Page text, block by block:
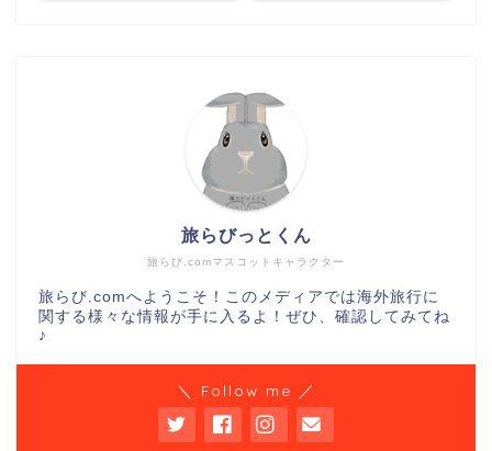
旅らび.comマスコットキャラクター
旅らびっとくん
旅らび.comへようこそ！このメディアでは海外旅行に
関する様々な情報が手に入るよ！ぜひ、確認してみてね
♪
＼ Follow me ／